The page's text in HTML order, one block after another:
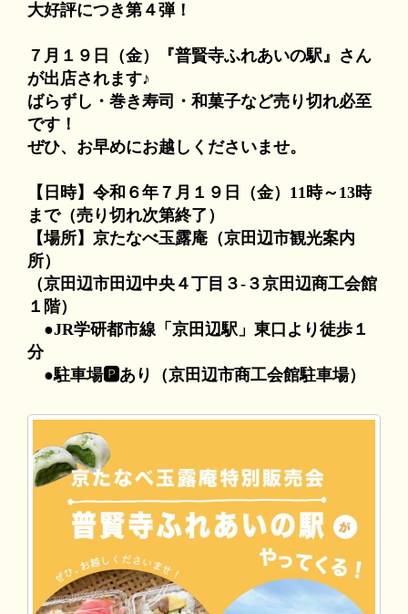
大好評につき第４弾！
７月１９日（金）『普賢寺ふれあいの駅』さん
が出店されます♪
ばらずし・巻き寿司・和菓子など売り切れ必至
です！
ぜひ、お早めにお越しくださいませ。
【日時】令和６年７月１９日（金）11時～13時
まで（売り切れ次第終了）
【場所】京たなべ玉露庵（京田辺市観光案内
所）
（京田辺市田辺中央４丁目３-３京田辺商工会館
１階）
●JR学研都市線「京田辺駅」東口より徒歩１
分
●駐車場🅿あり（京田辺市商工会館駐車場）